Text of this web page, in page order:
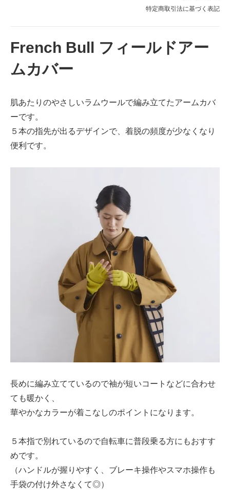
特定商取引法に基づく表記
French Bull フィールドアー
ムカバー
肌あたりのやさしいラムウールで編み立てたアームカバ
ーです。
５本の指先が出るデザインで、着脱の頻度が少なくなり
便利です。
長めに編み立てているので袖が短いコートなどに合わせ
ても暖かく、
華やかなカラーが着こなしのポイントになります。
５本指で別れているので自転車に普段乗る方にもおすす
めです。
（ハンドルが握りやすく、ブレーキ操作やスマホ操作も
手袋の付け外さなくて◎）